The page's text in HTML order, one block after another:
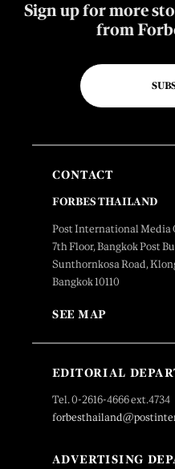
Sign up for more
from
CONTACT
FORBES THAILAND
Post International Media
7th Floor, Bangkok Post
Sunthornkosa Road,
Bangkok 10110
SEE MAP
EDITORIAL
Tel. 0-2616-4666 ext.4734
ADVERTISING